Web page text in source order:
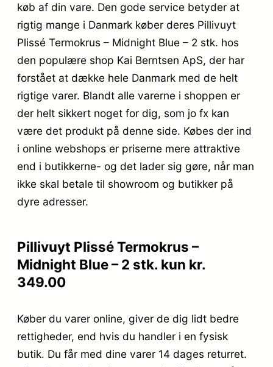
køb af din vare. Den gode service betyder at
rigtig mange i Danmark køber deres Pillivuyt
Plissé Termokrus – Midnight Blue – 2 stk. hos
den populære shop Kai Berntsen ApS, der har
forstået at dække hele Danmark med de helt
rigtige varer. Blandt alle varerne i shoppen er
der helt sikkert noget for dig, som jo fx kan
være det produkt på denne side. Købes der ind
i online webshops er priserne mere attraktive
end i butikkerne- og det lader sig gøre, når man
ikke skal betale til showroom og butikker på
dyre adresser.
Pillivuyt Plissé Termokrus –
Midnight Blue – 2 stk. kun kr.
349.00
Køber du varer online, giver de dig lidt bedre
rettigheder, end hvis du handler i en fysisk
butik. Du får med dine varer 14 dages returret.